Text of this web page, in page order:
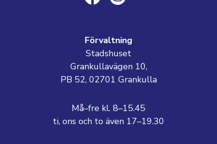
Förvaltning
Stadshuset
Grankullavägen 10,
PB 52, 02701 Grankulla
Må–fre kl. 8–15.45
ti, ons och to även 17–19.30